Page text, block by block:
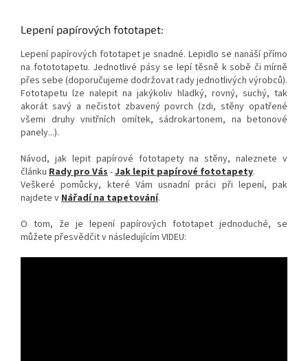
Lepení papírových fototapet:
Lepení papírových fototapet je snadné. Lepidlo se nanáší přímo
na fotototapetu. Jednotlivé pásy se lepí těsně k sobě či mírně
přes sebe (doporučujeme dodržovat rady jednotlivých výrobců).
Fototapetu lze nalepit na jakýkoliv hladký, rovný, suchý, tak
akorát savý a nečistot zbavený povrch (zdi, stěny opatřené
všemi druhy vnitřních omítek, sádrokartonem, na betonové
panely...).
Návod, jak lepit papírové fototapety na stěny, naleznete v
článku Rady pro Vás-Jak lepit papírové fototapety.
Veškeré pomůcky, které Vám usnadní práci při lepení, pak
najdete vNářadí na tapetování.
O tom, že je lepení papírových fototapet jednoduché, se
můžete přesvědčit v následujícím VIDEU: